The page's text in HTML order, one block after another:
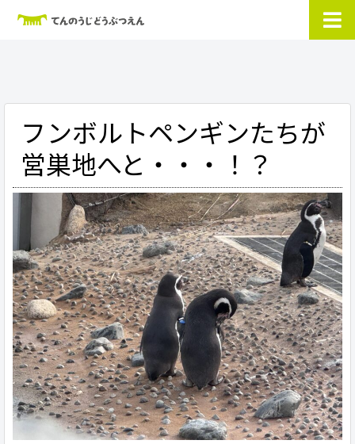
フンボルトペンギンたちが
営巣地へと・・・！？